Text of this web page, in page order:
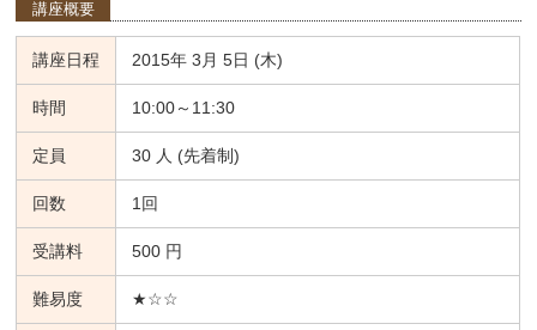
講座概要
講座日程 2015年 3月 5日 (木)
時間 10:00～11:30
定員 30 人 (先着制)
回数 1回
受講料 500 円
難易度 ★☆☆